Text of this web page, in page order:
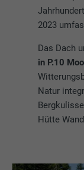
2023
Das Dach
in P.10
Natur
Hütte